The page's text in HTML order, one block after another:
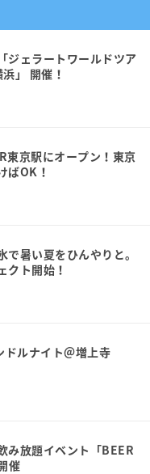
ジェラートワールドツア
」 開催！
東京駅にオープン！東京
ばOK！
暑い夏をひんやりと。
クト開始！
ドルナイト＠増上寺
み放題イベント「BEER
催